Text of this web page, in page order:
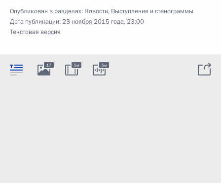
Опубликован в разделах: Новости, Выступления и стенограммы
Дата публикации:23 ноября 2015 года, 23:00
Текстовая версия
17 5м 5м